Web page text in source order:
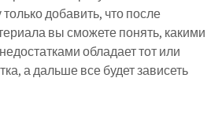
добавить, что после
вы сможете понять, какими
обладает тот или
а дальше все будет зависеть